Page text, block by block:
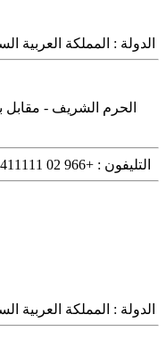
الدولة : المملكة العربية
الحرم الشريف - مقابل
التليفون : +966 02 5411111
الدولة : المملكة العربية